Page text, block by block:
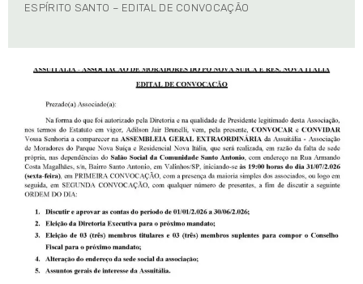
ESPÍRITO SANTO – EDITAL DE CONVOCAÇÃO